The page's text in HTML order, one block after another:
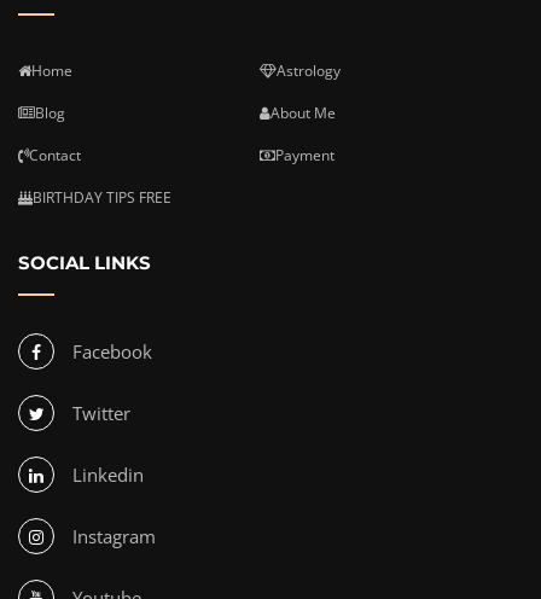
Home Astrology
Blog About Me
Contact Payment
BIRTHDAY TIPS FREE
SOCIAL LINKS
Facebook
Twitter
Linkedin
Instagram